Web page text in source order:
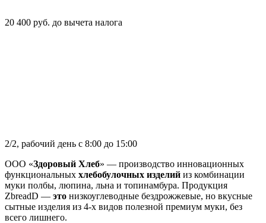
20 400 руб. до вычета налога
2/2, рабочий день с 8:00 до 15:00
ООО «Здоровый Хлеб» — производство инновационных
функциональных хлебобулочных изделий из комбинации
муки полбы, люпина, льна и топинамбура. Продукция
ZbreadD — это низкоуглеводные бездрожжевые, но вкусные
сытные изделия из 4-х видов полезной премиум муки, без
всего лишнего.